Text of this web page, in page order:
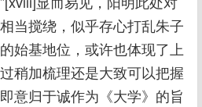
当搅绕，似乎存心打乱朱子
始基地位，或许也体现了上
稍加梳理还是大致可以把握
意归于诚作为《大学》的旨